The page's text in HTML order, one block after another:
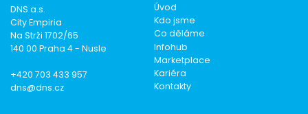
DNS a.s.
City Empiria
Na Strži 1702/65
140 00 Praha 4 - Nusle
+420 703 433 957
dns@dns.cz
Úvod
Kdo jsme
Co děláme
Infohub
Marketplace
Kariéra
Kontakty